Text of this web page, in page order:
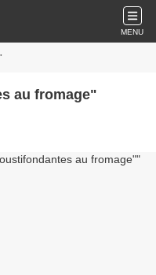
MENU
au fromage"